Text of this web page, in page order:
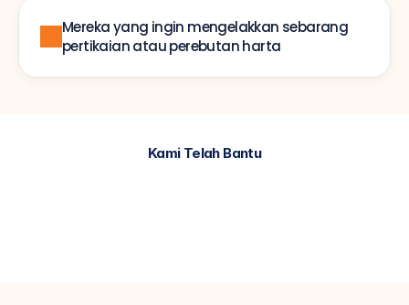
Mereka yang ingin mengelakkan sebarang
pertikaian atau perebutan harta
Kami Telah Bantu